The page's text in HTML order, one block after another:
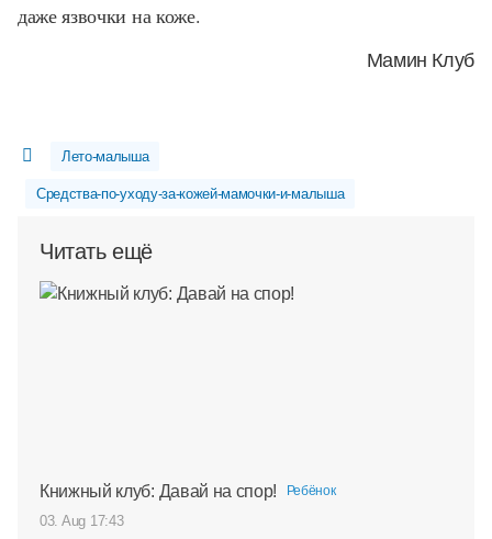
даже язвочки на коже.
Мамин Клуб
Лето-малыша
Средства-по-уходу-за-кожей-мамочки-и-малыша
Читать ещё
Книжный клуб: Давай на спор! Ребёнок
03. Aug 17:43